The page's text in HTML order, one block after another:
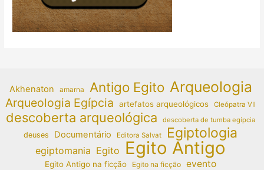
Akhenaton amarna Antigo Egito Arqueologia
Arqueologia Egípcia artefatos arqueológicos Cleópatra VII
descoberta arqueológica descoberta de tumba egípcia
deuses Documentário Editora Salvat Egiptologia
egiptomania Egito Egito Antigo
Egito Antigo na ficção Egito na ficção evento